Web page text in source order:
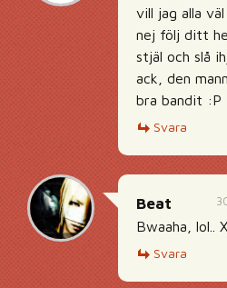
vill jag alla väl
nej följ ditt
stjäl och slå
ack, den
bra bandit :P
Svara
Beat
Bwaaha, lol..
Svara